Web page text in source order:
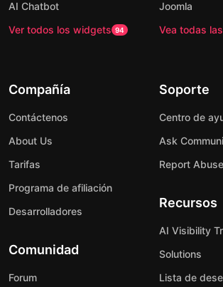
AI Chatbot
Ver todos los widgets 94
Joomla
Vea todas
Compañía
Contáctenos
About Us
Tarifas
Programa de afiliación
Desarrolladores
Comunidad
Forum
Soporte
Centro de
Ask
Report Abuse
Recursos
AI Visibility
Solutions
Lista de